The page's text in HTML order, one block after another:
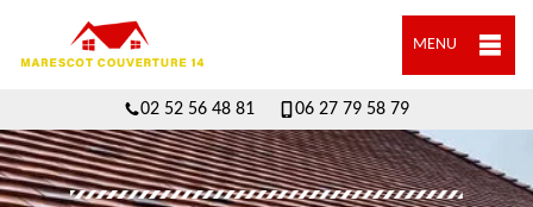
MENU
02 52 56 48 81 06 27 79 58 79